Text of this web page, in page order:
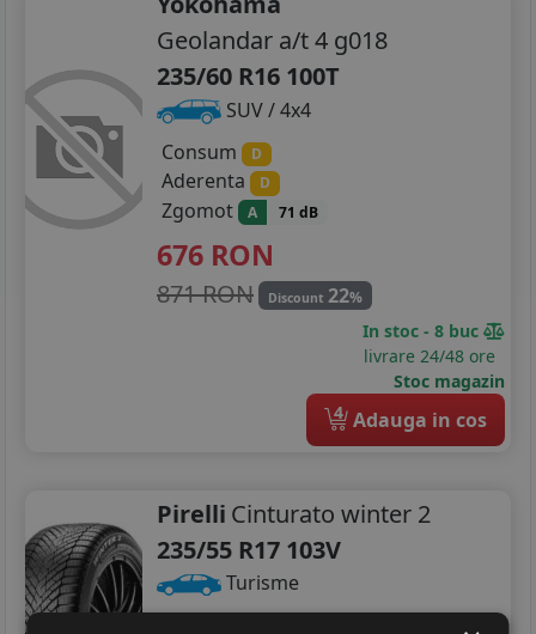
Geolandar a/t 4 g018
235/60 R16 100T
SUV / 4x4
Consum
D
Aderenta D
Zgomot A 71 dB
676 RON
871 RON Discount 22%
In stoc - 8 buc
livrare 24/48 ore
Stoc magazin
4 Adauga in cos
Pirelli Cinturato winter 2
235/55 R17 103V
Turisme